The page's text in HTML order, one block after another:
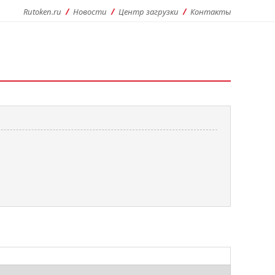
Rutoken.ru Новости Центр загрузки Контакты